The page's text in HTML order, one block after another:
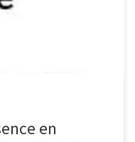
bien élaborée peut
en